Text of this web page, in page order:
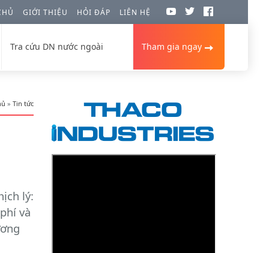
GIỚI THIỆU HỎI ĐÁP LIÊN HỆ
Tham gia ngay
Tra cứu DN nước ngoài
» Tin tức
lý:
và